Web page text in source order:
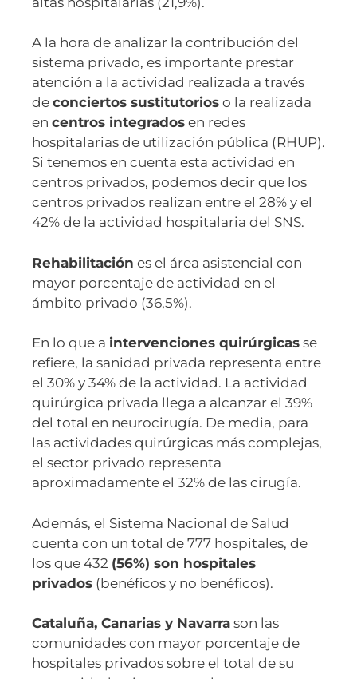
A la hora de analizar la contribución del
sistema privado, es importante prestar
atención a la actividad realizada a través
de conciertos sustitutorios o la realizada
en centros integrados en redes
hospitalarias de utilización pública (RHUP).
Si tenemos en cuenta esta actividad en
centros privados, podemos decir que los
centros privados realizan entre el 28% y el
42% de la actividad hospitalaria del SNS.
Rehabilitación es el área asistencial con
mayor porcentaje de actividad en el
ámbito privado (36,5%).
En lo que a intervenciones quirúrgicas se
refiere, la sanidad privada representa entre
el 30% y 34% de la actividad. La actividad
quirúrgica privada llega a alcanzar el 39%
del total en neurocirugía. De media, para
las actividades quirúrgicas más complejas,
el sector privado representa
aproximadamente el 32% de las cirugía.
Además, el Sistema Nacional de Salud
cuenta con un total de 777 hospitales, de
los que 432 (56%) son hospitales
privados (benéficos y no benéficos).
Cataluña, Canarias y Navarra son las
comunidades con mayor porcentaje de
hospitales privados sobre el total de su